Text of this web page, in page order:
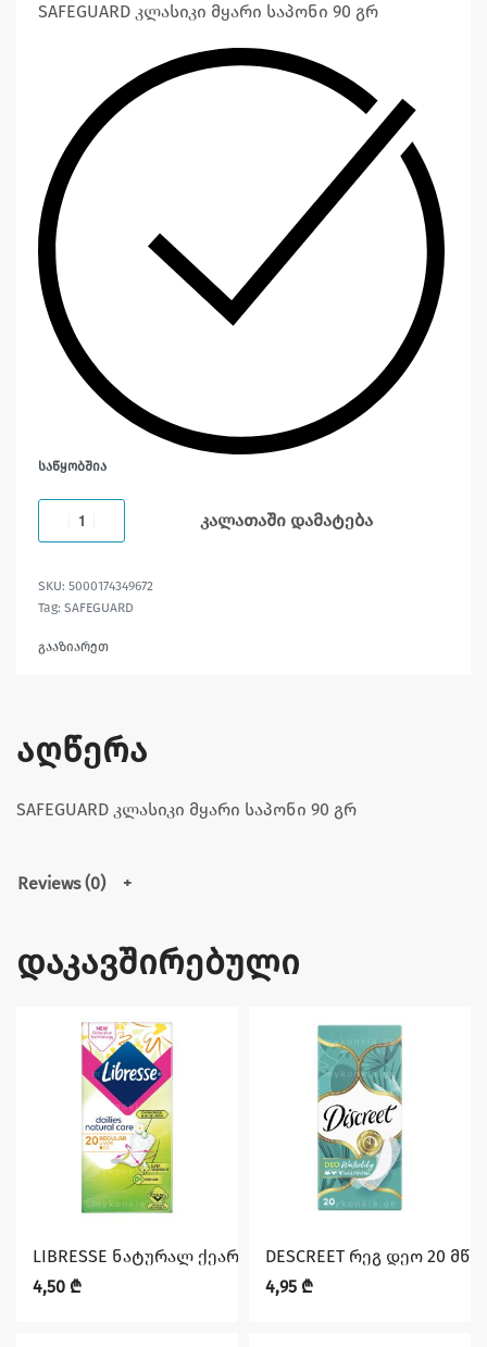
SAFEGUARD კლასიკი მყარი საპონი 90 გრ
ᲡᲐᲬᲧᲝᲑᲨᲘᲐ
კალათაში დამატება
5000174349672
Tag: SAFEGUARD
გააზიარეთ
აღწერა
SAFEGUARD კლასიკი მყარი საპონი 90 გრ
Reviews (0)
დაკავშირებული
LIBRESSE ნატურალ ქეარ ყოველდღიური 20
4,50 ₾
DESCREET რეგ დეო 20
4,95 ₾